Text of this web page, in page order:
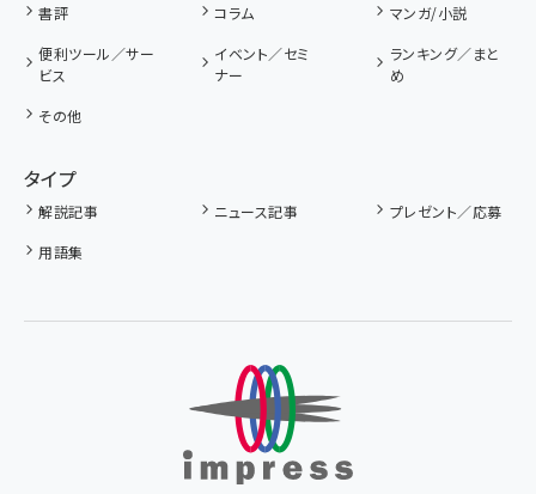
書評 コラム
マンガ/小説
便利ツール／サー
ビス
イベント／セミ
ナー
ランキング／まと
め
その他
タイプ
解説記事 ニュース記事
プレゼント／応募
用語集